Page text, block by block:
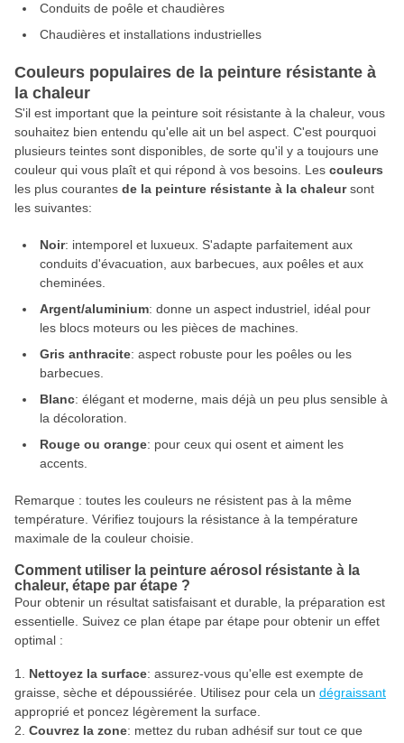
Conduits de poêle et chaudières
Chaudières et installations industrielles
Couleurs populaires de la peinture résistante à
la chaleur
S'il est important que la peinture soit résistante à la chaleur, vous
souhaitez bien entendu qu'elle ait un bel aspect. C'est pourquoi
plusieurs teintes sont disponibles, de sorte qu'il y a toujours une
couleur qui vous plaît et qui répond à vos besoins. Les couleurs
les plus courantes de la peinture résistante à la chaleursont
les suivantes:
Noir: intemporel et luxueux. S'adapte parfaitement aux
conduits d'évacuation, aux barbecues, aux poêles et aux
cheminées.
Argent/aluminium: donne un aspect industriel, idéal pour
les blocs moteurs ou les pièces de machines.
Gris anthracite: aspect robuste pour les poêles ou les
barbecues.
Blanc: élégant et moderne, mais déjà un peu plus sensible à
la décoloration.
Rouge ou orange: pour ceux qui osent et aiment les
accents.
Remarque : toutes les couleurs ne résistent pas à la même
température. Vérifiez toujours la résistance à la température
maximale de la couleur choisie.
Comment utiliser la peinture aérosol résistante à la
chaleur, étape par étape ?
Pour obtenir un résultat satisfaisant et durable, la préparation est
essentielle. Suivez ce plan étape par étape pour obtenir un effet
optimal :
Nettoyez la surface: assurez-vous qu'elle est exempte de
graisse, sèche et dépoussiérée. Utilisez pour cela un dégraissant
approprié et poncez légèrement la surface.
Couvrez la zone: mettez du ruban adhésif sur tout ce que